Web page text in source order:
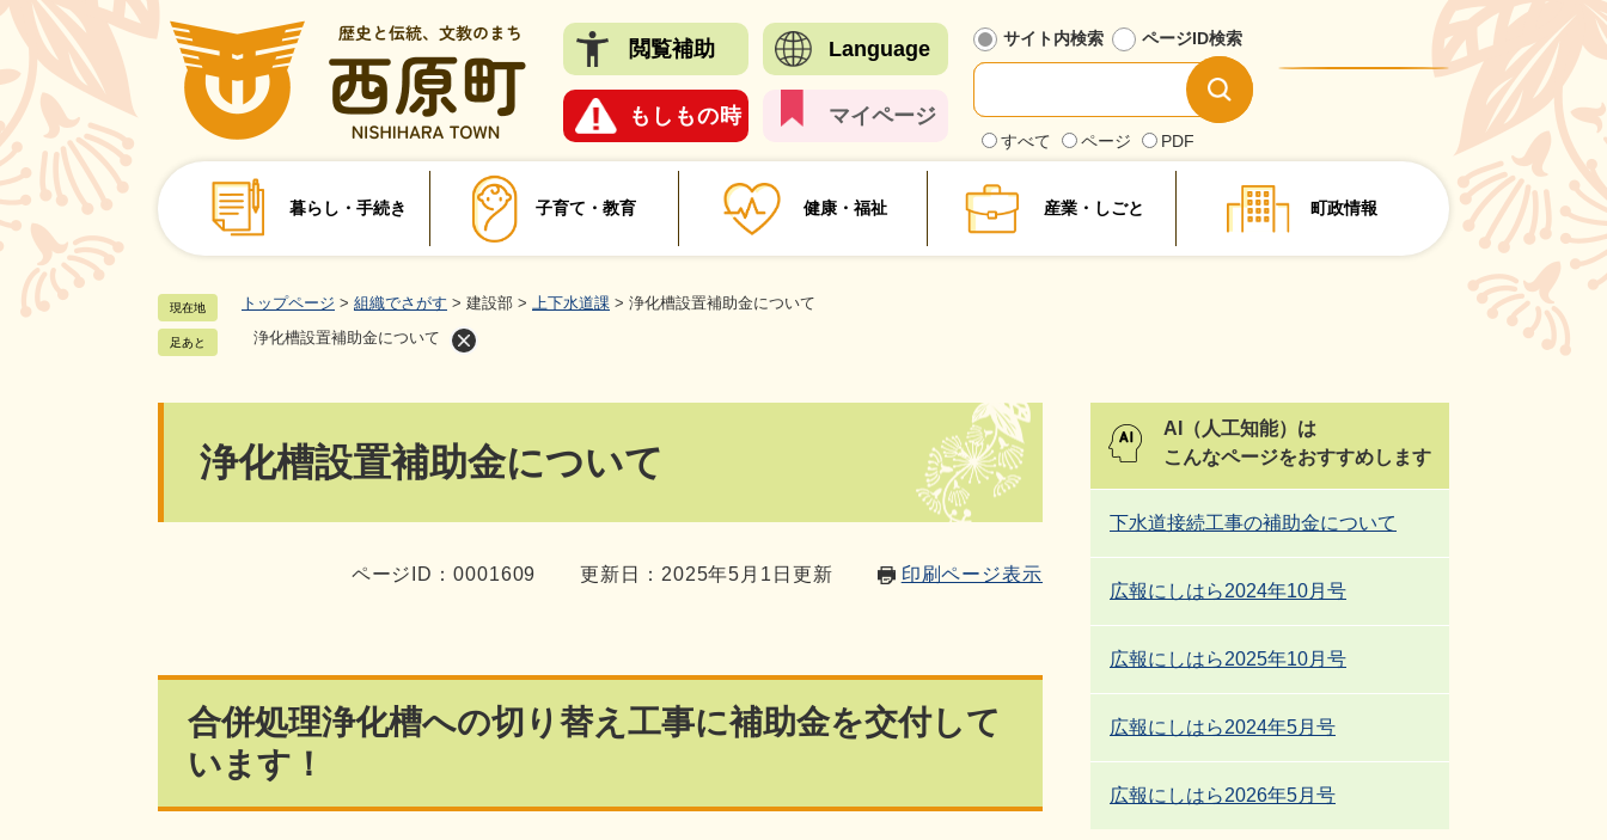
ペ
ジ
先
頭
で
。
閲覧補助 Language
もしもの時 マイページ
サイト内検索
検
索
対
象
すべて ページ PDF
ページID検索
探
暮らし・手続き 子育て・教育 健康・福祉 産業・しごと 町政情報
現在地 トップページ > 組織でさがす > 建設部 > 上下水道課 > 浄化槽設置補助金について
足あと 浄化槽設置補助金について
浄化槽設置補助金について
ページID：0001609 更新日：2025年5月1日更新 印刷ページ表示
合併処理浄化槽への切り替え工事に補助金を交付して
います！
AI（人工知能）は
こんなページをおすすめします
下水道接続工事の補助金について
広報にしはら2024年10月号
広報にしはら2025年10月号
広報にしはら2024年5月号
広報にしはら2026年5月号